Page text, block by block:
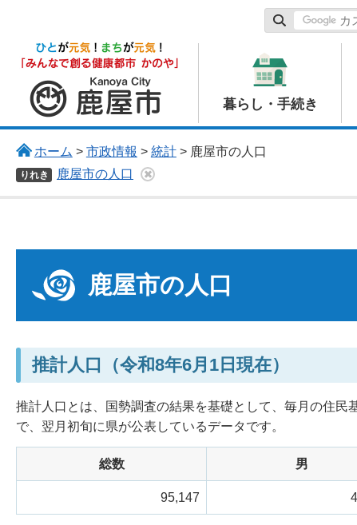
鹿屋市
暮らし・手続き
ホーム > 市政情報 > 統計> 鹿屋市の人口
りれき 鹿屋市の人口
鹿屋市の人口
推計人口（令和8年6月1日現在）
推計人口とは、国勢調査の結果を基礎として、毎月の住
で、翌月初旬に県が公表しているデータです。
総数 男
95,147